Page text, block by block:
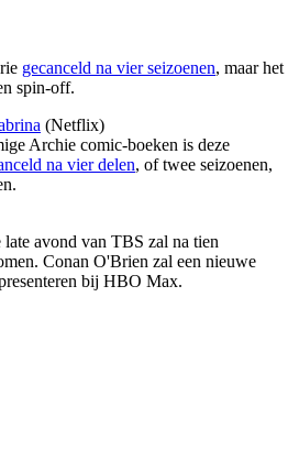
gecanceld na vier seizoenen, maar het
spin-off.
(Netflix)
Archie comic-boeken is deze
na vier delen, of twee seizoenen,
avond van TBS zal na tien
Conan O'Brien zal een nieuwe
bij HBO Max.